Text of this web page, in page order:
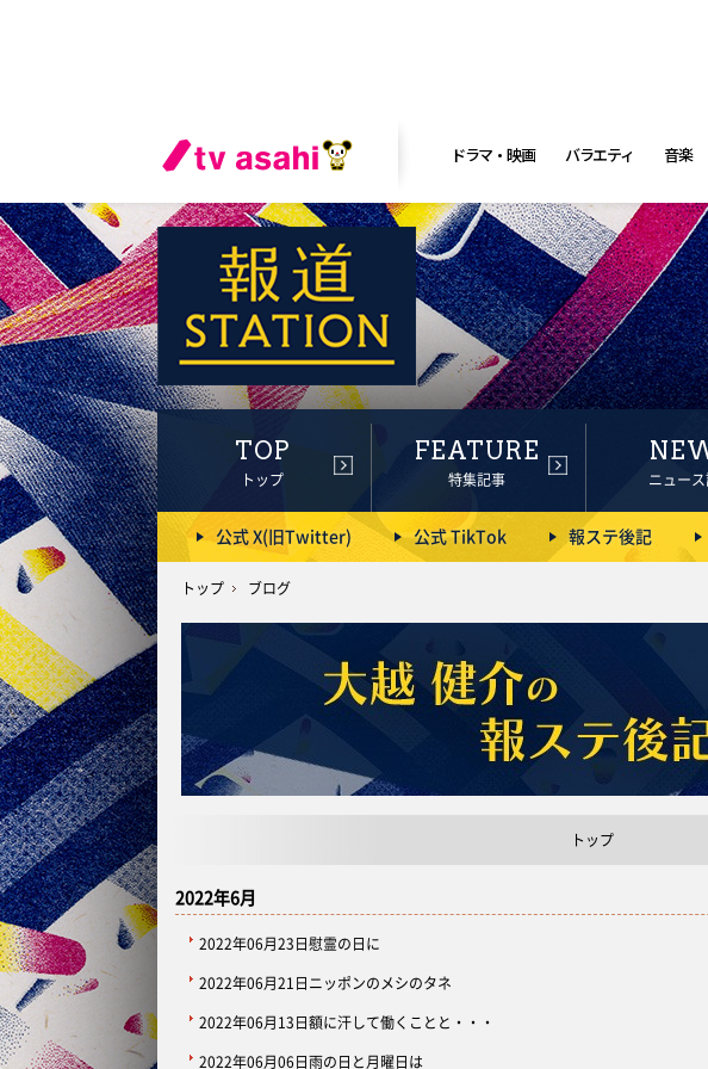
ドラマ・映画 バラエティ 音楽
TOP
トップ
FEATURE
特集記事 ニュー
公式 X(旧Twitter) 公式 TikTok 報ステ後記
トップ ブログ
トップ
2022年6月
2022年06月23日 慰霊の日に
2022年06月21日 ニッポンのメシのタネ
2022年06月13日 額に汗して働くことと・・・
2022年06月06日 雨の日と月曜日は